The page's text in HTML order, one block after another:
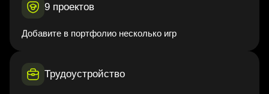
9 проектов
Добавите в портфолио несколько игр
Трудоустройство